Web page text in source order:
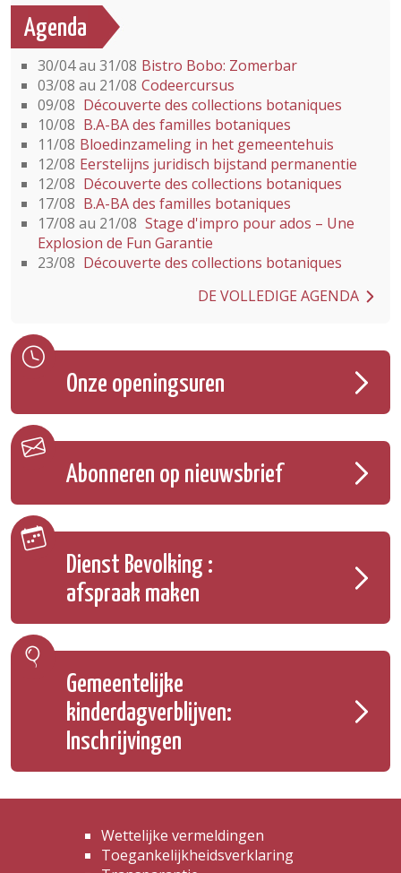
Agenda
30/04 au 31/08 Bistro Bobo: Zomerbar
03/08 au 21/08 Codeercursus
09/08 Découverte des collections botaniques
10/08 B.A-BA des familles botaniques
11/08 Bloedinzameling in het gemeentehuis
12/08 Eerstelijns juridisch bijstand permanentie
12/08 Découverte des collections botaniques
17/08 B.A-BA des familles botaniques
17/08 au 21/08 Stage d'impro pour ados – Une
Explosion de Fun Garantie
23/08 Découverte des collections botaniques
DE VOLLEDIGE AGENDA
Onze openingsuren
Abonneren op nieuwsbrief
Dienst Bevolking :
afspraak maken
Gemeentelijke
kinderdagverblijven:
Inschrijvingen
Wettelijke vermeldingen
Toegankelijkheidsverklaring